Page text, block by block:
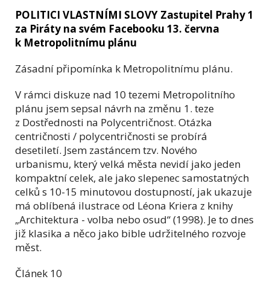
POLITICI VLASTNÍMI SLOVY Zastupitel Prahy 1
za Piráty na svém Facebooku 13. června
k Metropolitnímu plánu
Zásadní připomínka k Metropolitnímu plánu.
V rámci diskuze nad 10 tezemi Metropolitního
plánu jsem sepsal návrh na změnu 1. teze
z Dostřednosti na Polycentričnost. Otázka
centričnosti / polycentričnosti se probírá
desetiletí. Jsem zastáncem tzv. Nového
urbanismu, který velká města nevidí jako jeden
kompaktní celek, ale jako slepenec samostatných
celků s 10-15 minutovou dostupností, jak ukazuje
má oblíbená ilustrace od Léona Kriera z knihy
„Architektura - volba nebo osud“ (1998). Je to dnes
již klasika a něco jako bible udržitelného rozvoje
měst.
Článek 10